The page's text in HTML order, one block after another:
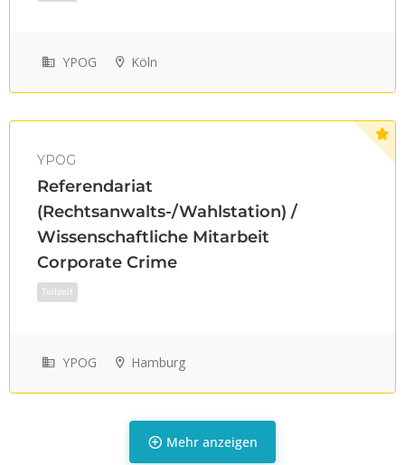
YPOG Köln
YPOG
Referendariat
(Rechtsanwalts-/Wahlstation) /
Wissenschaftliche Mitarbeit
Corporate Crime
YPOG Hamburg
Mehr anzeigen